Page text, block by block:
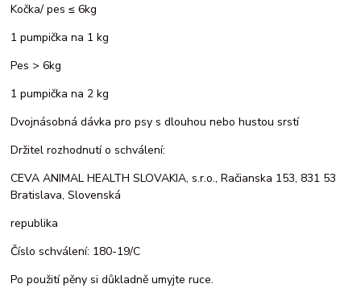
Kočka/ pes ≤ 6kg
1 pumpička na 1 kg
Pes > 6kg
1 pumpička na 2 kg
Dvojnásobná dávka pro psy s dlouhou nebo hustou srstí
Držitel rozhodnutí o schválení:
CEVA ANIMAL HEALTH SLOVAKIA, s.r.o., Račianska 153, 831 53
Bratislava, Slovenská
republika
Číslo schválení: 180-19/C
Po použití pěny si důkladně umyjte ruce.